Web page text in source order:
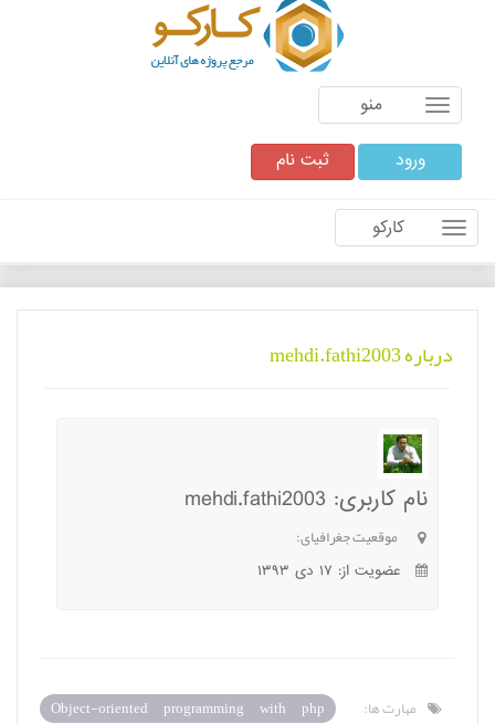
منو
ورود ثبت نام
کارکو
درباره mehdi.fathi2003
نام کاربری: mehdi.fathi2003
موقعیت جغرافیای:
عضویت از: ۱۷ دی ۱۳۹۳
مهارت ها:
Object-oriented programming with php